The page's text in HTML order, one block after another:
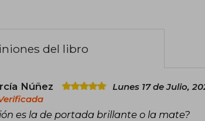
del libro
Núñez
Lunes 17 de Julio,
es la de portada brillante o la mate?